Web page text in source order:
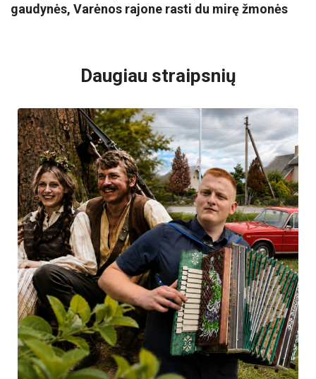
gaudynės, Varėnos rajone rasti du mirę žmonės
Daugiau straipsnių